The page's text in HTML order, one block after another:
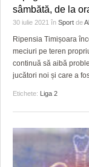
sâmbătă, de la
30 iulie 2021 în Sport de
Ripensia Timișoara
meciuri pe teren
continuă să aibă
jucători noi și care a
Etichete: Liga 2